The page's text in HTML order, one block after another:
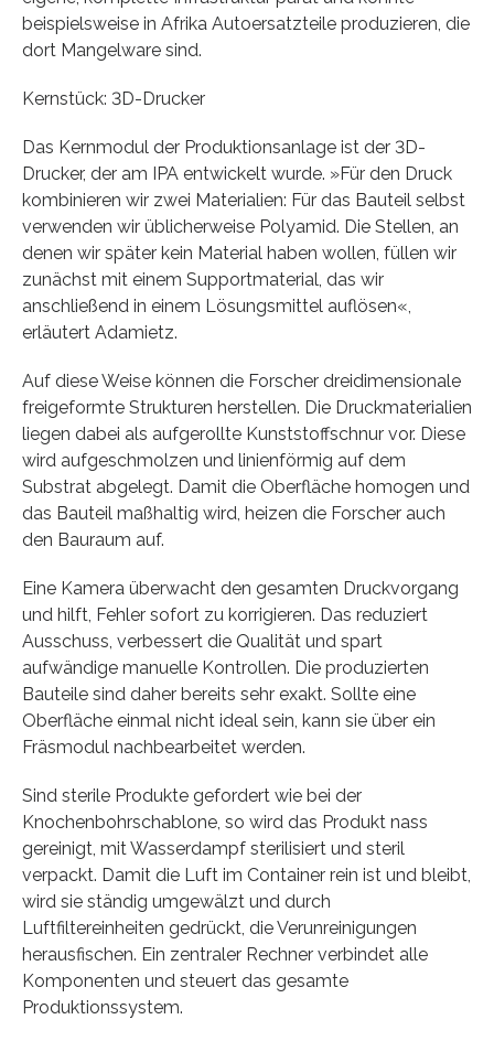
beispielsweise in Afrika Autoersatzteile produzieren, die
dort Mangelware sind.
Kernstück: 3D-Drucker
Das Kernmodul der Produktionsanlage ist der 3D-
Drucker, der am IPA entwickelt wurde. »Für den Druck
kombinieren wir zwei Materialien: Für das Bauteil selbst
verwenden wir üblicherweise Polyamid. Die Stellen, an
denen wir später kein Material haben wollen, füllen wir
zunächst mit einem Supportmaterial, das wir
anschließend in einem Lösungsmittel auflösen«,
erläutert Adamietz.
Auf diese Weise können die Forscher dreidimensionale
freigeformte Strukturen herstellen. Die Druckmaterialien
liegen dabei als aufgerollte Kunststoffschnur vor. Diese
wird aufgeschmolzen und linienförmig auf dem
Substrat abgelegt. Damit die Oberfläche homogen und
das Bauteil maßhaltig wird, heizen die Forscher auch
den Bauraum auf.
Eine Kamera überwacht den gesamten Druckvorgang
und hilft, Fehler sofort zu korrigieren. Das reduziert
Ausschuss, verbessert die Qualität und spart
aufwändige manuelle Kontrollen. Die produzierten
Bauteile sind daher bereits sehr exakt. Sollte eine
Oberfläche einmal nicht ideal sein, kann sie über ein
Fräsmodul nachbearbeitet werden.
Sind sterile Produkte gefordert wie bei der
Knochenbohrschablone, so wird das Produkt nass
gereinigt, mit Wasserdampf sterilisiert und steril
verpackt. Damit die Luft im Container rein ist und bleibt,
wird sie ständig umgewälzt und durch
Luftfiltereinheiten gedrückt, die Verunreinigungen
herausfischen. Ein zentraler Rechner verbindet alle
Komponenten und steuert das gesamte
Produktionssystem.